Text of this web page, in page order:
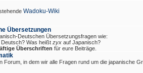
Wadoku-Wiki
Übersetzungen
Deutschen Übersetzungsfragen wie:
Deutsch? Was heißt zyx auf Japanisch?
Überschriften für eure Beiträge.
Forum, in dem wir alle Fragen rund um die japanische